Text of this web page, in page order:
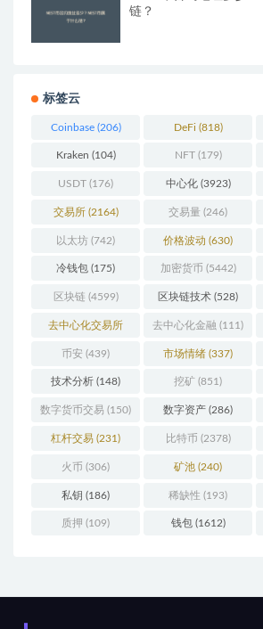
链？
标签云
Coinbase(206) DeFi (818)
Kraken (104) NFT(179)
USDT (176) 中心化(3923)
交易所(2164) 交易量 (246)
以太坊 (742) 价格波动 (630)
冷钱包 (175) 加密货币 (5442)
区块链(4599) 区块链技术 (528)
去中心化交易所
(196)
去中心化金融 (111)
币安 (439) 市场情绪 (337)
技术分析 (148) 挖矿 (851)
数字货币交易 (150) 数字资产 (286)
杠杆交易 (231) 比特币 (2378)
火币 (306) 矿池 (240)
私钥 (186) 稀缺性 (193)
质押 (109) 钱包(1612)